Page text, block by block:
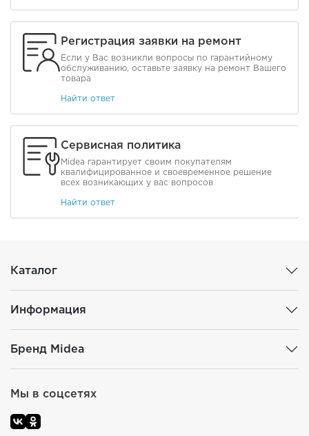
Регистрация заявки на ремонт
Если у Вас возникли вопросы по гарантийному
обслуживанию, оставьте заявку на ремонт Вашего
товара
Найти ответ
Сервисная политика
Midea гарантирует своим покупателям
квалифицированное и своевременное решение
всех возникающих у вас вопросов
Найти ответ
Каталог
Информация
Бренд Midea
Мы в соцсетях